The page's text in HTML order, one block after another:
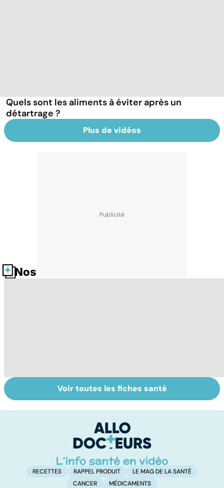
Quels sont les aliments à éviter après un
détartrage ?
Plus de vidéos
Nos fiches santé
Suicide : prévenir
le passage à
Un rhume, ça se
soigne ?
Voir toutes les fiches santé
RECETTES RAPPEL PRODUIT
LE MAG DE LA SANTÉ
CANCER
MÉDICAMENTS